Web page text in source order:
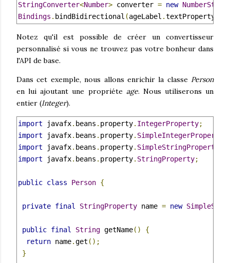
StringConverter<Number> converter = new
Bindings . bindBidirectional (ageLabel .textProperty
Notez qu'il est possible de créer un convertisseur
personnalisé si vous ne trouvez pas votre bonheur dans
l'API de base.
Dans cet exemple, nous allons enrichir la classe Person
en lui ajoutant une propriéte age. Nous utiliserons un
entier (Integer).
import javafx. beans . property. IntegerProperty;
import javafx. beans . property. SimpleIntegerProperty
import javafx. beans . property. SimpleStringProperty
import javafx. beans . property. StringProperty;
public class Person {
private final StringProperty name = new
public final String getName()
{
return name.get ();
}